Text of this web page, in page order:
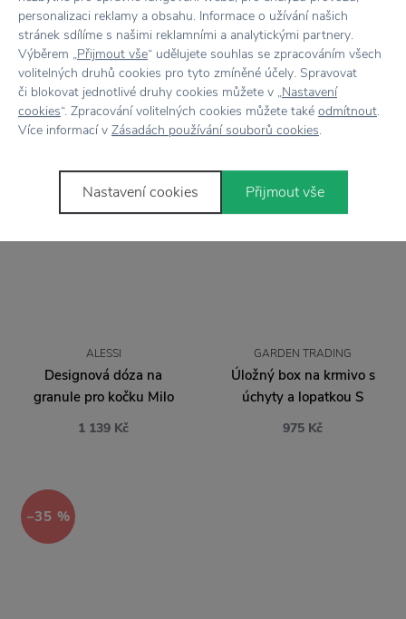
ALESSI
Černá dvojmiska Tigrito
pro kočky
1 990 Kč
ALESSI
Šedá dvojmiska Tigrito
pro kočky
1 990 Kč
ALESSI
Designová dóza na
granule pro kočku Milo
1 139 Kč
GARDEN TRADING
Úložný box na krmivo s
úchyty a lopatkou S
975 Kč
−35 %
personalizaci reklamy a obsahu. Informace o užívání našich
stránek sdílíme s našimi reklamními a analytickými partnery.
Výběrem „Přijmout vše“ udělujete souhlas se zpracováním všech
volitelných druhů cookies pro tyto zmíněné účely. Spravovat
či blokovat jednotlivé druhy cookies můžete v „Nastavení
cookies“. Zpracování volitelných cookies můžete také odmítnout.
Více informací v Zásadách používání souborů cookies.
Nastavení cookies Přijmout vše